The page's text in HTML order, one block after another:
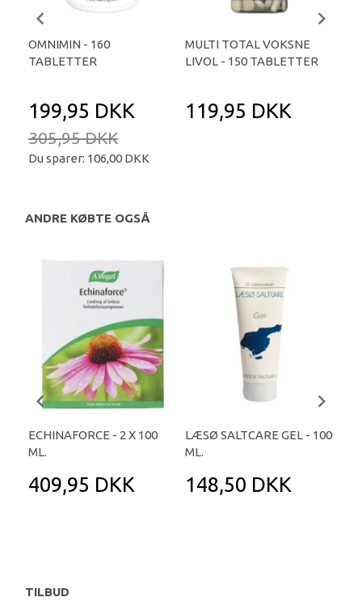
OMNIMIN - 160
TABLETTER
199,95 DKK
305,95 DKK
Du sparer: 106,00 DKK
MULTI TOTAL VOKSNE
LIVOL - 150 TABLETTER
119,95 DKK
ANDRE KØBTE OGSÅ
ECHINAFORCE - 2 X 100
ML.
409,95 DKK
LÆSØ SALTCARE GEL - 100
ML.
148,50 DKK
TILBUD